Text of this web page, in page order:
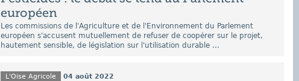
européen
Les commissions de l'Agriculture et de l'Environnement du Parlement
européen s'accusent mutuellement de refuser de coopérer sur le projet,
hautement sensible, de législation sur l'utilisation durable ...
L'Oise Agricole 04 août 2022